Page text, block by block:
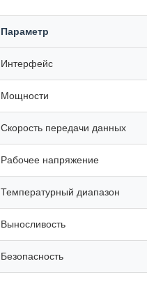
Параметр
Интерфейс
Мощности
Скорость передачи данных
Рабочее напряжение
Температурный диапазон
Выносливость
Безопасность